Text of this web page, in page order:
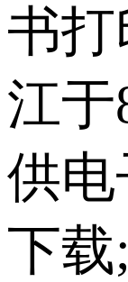
书
江于
供电
下